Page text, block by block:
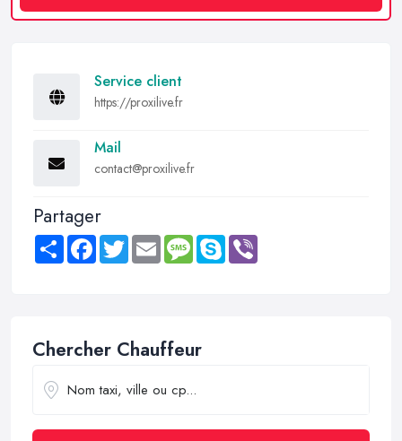
Service client
https://proxilive.fr
Mail
contact@proxilive.fr
Partager
Share FacebookTwitter Email MessageSkype
Chercher Chauffeur